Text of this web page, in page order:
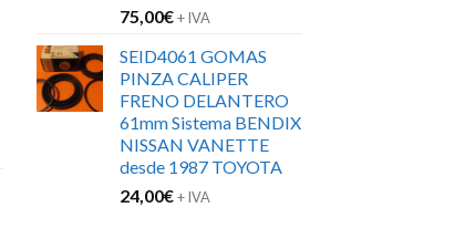
75,00€+ IVA
SEID4061 GOMAS
PINZA CALIPER
FRENO DELANTERO
61mm Sistema BENDIX
NISSAN VANETTE
desde 1987 TOYOTA
24,00€+ IVA